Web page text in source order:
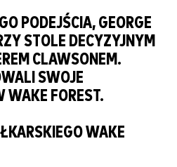
PODEJŚCIA, GEORGE
STOLE DECYZYJNYM
CLAWSONEM.
SWOJE
WAKE FOREST.
WAKE